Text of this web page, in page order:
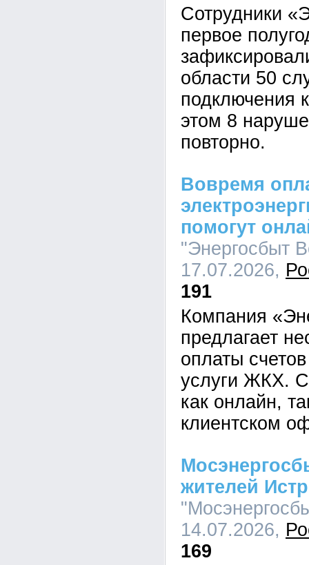
Сотрудники
первое
области 50
подключения
этом 8
повторно.
Вовремя
помогут
"Энергосбыт
17.07.2026,
191
Компания
предлагает
оплаты
услуги ЖКХ.
как онлайн,
клиентском
жителей
14.07.2026,
169